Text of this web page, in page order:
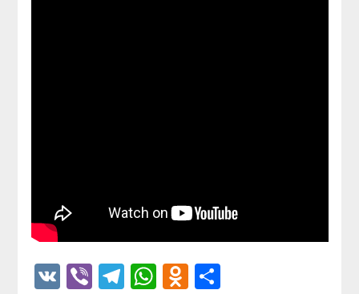
VKViberTelegram
WhatsApp
Odnoklassniki
Отправить